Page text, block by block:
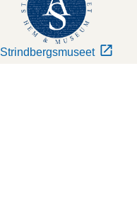
Strindbergsmuseet